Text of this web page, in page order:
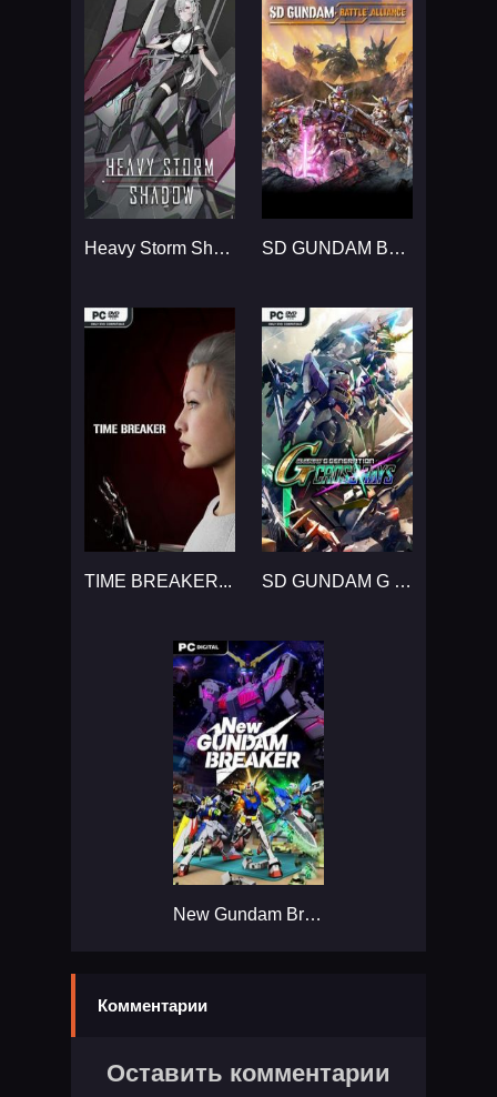
Heavy Storm Shadow... SD GUNDAM BATTLE ALLIANCE...
TIME BREAKER... SD GUNDAM G GENERATION CROSS RAYS...
New Gundam Breaker...
Комментарии
Оставить комментарии